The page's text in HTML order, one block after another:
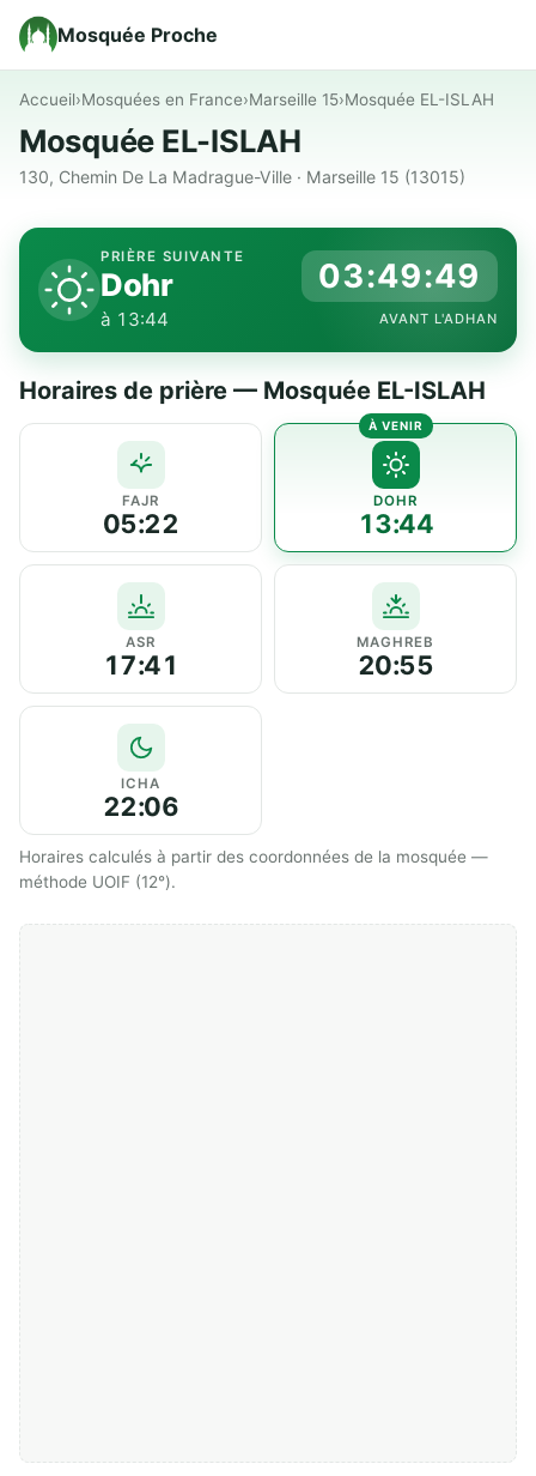
Mosquée Proche
Accueil›Mosquées en France›Marseille 15›Mosquée EL-ISLAH
Mosquée EL-ISLAH
130, Chemin De La Madrague-Ville · Marseille 15 (13015)
PRIÈRE SUIVANTE
Dohr
à 13:44
03:49:49
AVANT L'ADHAN
Horaires de prière — Mosquée EL-ISLAH
FAJR
05:22
DOHR
13:44
ASR
17:41
MAGHREB
20:55
ICHA
22:06
Horaires calculés à partir des coordonnées de la mosquée —
méthode UOIF (12°).